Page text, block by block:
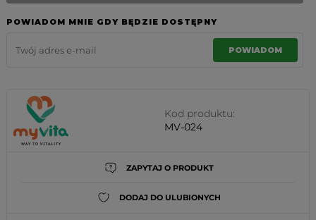
POWIADOM MNIE GDY BĘDZIE DOSTĘPNY
POWIADOM
Kod produktu:
MV-024
ZAPYTAJ O PRODUKT
DODAJ DO ULUBIONYCH